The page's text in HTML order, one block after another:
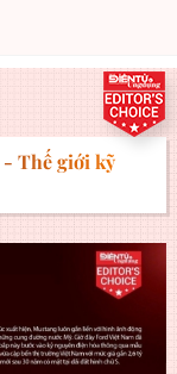
Thế giới kỹ